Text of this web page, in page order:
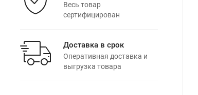
Весь товар
сертифицирован
Доставка в срок
Оперативная доставка и
выгрузка товара